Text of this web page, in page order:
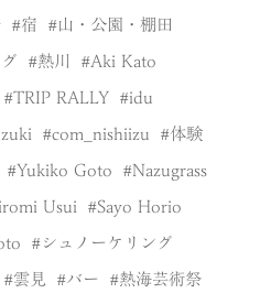
宿 山・公園・棚田
熱川 Aki Kato
TRIP RALLY idu
com_nishiizu 体験
Yukiko Goto Nazugrass
Usui Sayo Horio
シュノーケリング
雲見 バー 熱海芸術祭